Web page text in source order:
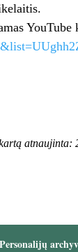
YouTube
atnaujinta:
Personalijų